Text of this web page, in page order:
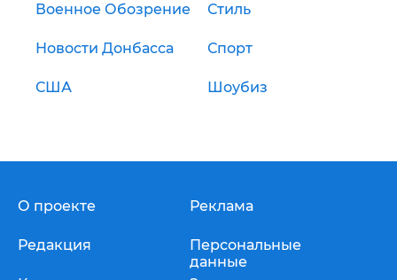
Военное Обозрение Стиль
Новости Донбасса Спорт
США Шоубиз
О проекте
Редакция
Реклама
Персональные
данные